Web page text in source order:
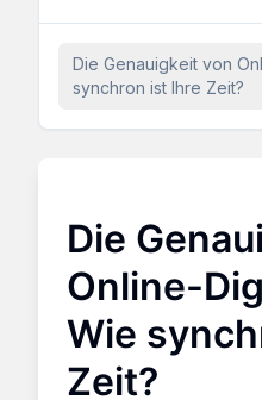
Die Genauigkeit von
synchron ist Ihre Zeit?
Die
Online-
Wie
Zeit?